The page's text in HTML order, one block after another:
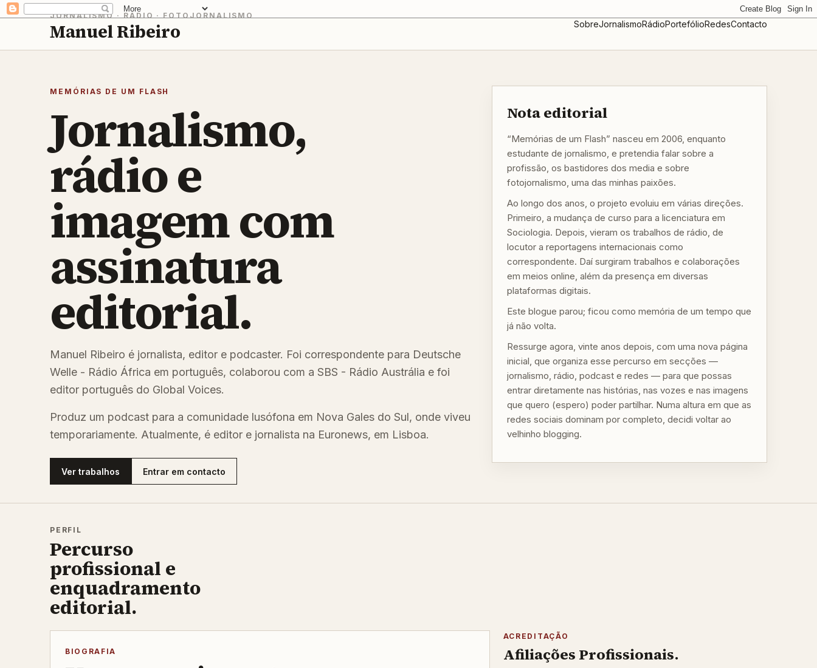
JORNALISMO · RÁDIO · FOTOJORNALISMO
Manuel Ribeiro SobreJornalismoRádioPortefólioRedesContacto
MEMÓRIAS DE UM FLASH
Jornalismo,
rádio e
imagem com
assinatura
editorial.
Manuel Ribeiro é jornalista, editor e podcaster. Foi correspondente para Deutsche
Welle - Rádio África em português, colaborou com a SBS - Rádio Austrália e foi
editor português do Global Voices.
Produz um podcast para a comunidade lusófona em Nova Gales do Sul, onde viveu
temporariamente. Atualmente, é editor e jornalista na Euronews, em Lisboa.
Ver trabalhos Entrar em contacto
Nota editorial
“Memórias de um Flash” nasceu em 2006, enquanto
estudante de jornalismo, e pretendia falar sobre a
profissão, os bastidores dos media e sobre
fotojornalismo, uma das minhas paixões.
Ao longo dos anos, o projeto evoluiu em várias direções.
Primeiro, a mudança de curso para a licenciatura em
Sociologia. Depois, vieram os trabalhos de rádio, de
locutor a reportagens internacionais como
correspondente. Daí surgiram trabalhos e colaborações
em meios online, além da presença em diversas
plataformas digitais.
Este blogue parou; ficou como memória de um tempo que
já não volta.
Ressurge agora, vinte anos depois, com uma nova página
inicial, que organiza esse percurso em secções —
jornalismo, rádio, podcast e redes — para que possas
entrar diretamente nas histórias, nas vozes e nas imagens
que quero (espero) poder partilhar. Numa altura em que as
redes sociais dominam por completo, decidi voltar ao
velhinho blogging.
PERFIL
Percurso
profissional e
enquadramento
editorial.
BIOGRAFIA
ACREDITAÇÃO
Afiliações Profissionais.